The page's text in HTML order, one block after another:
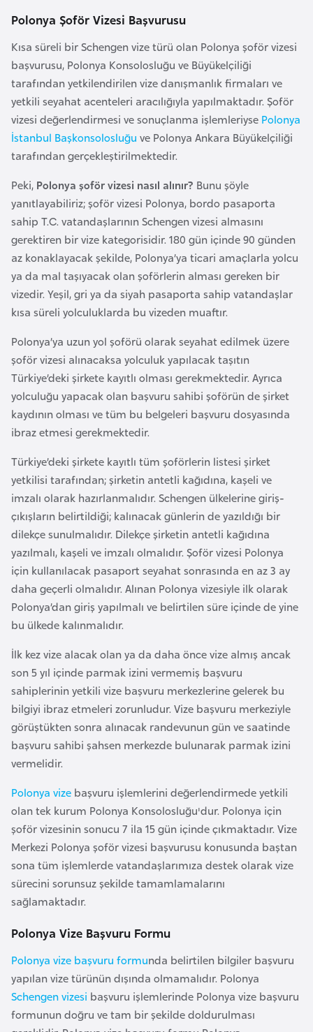
Polonya Şoför Vizesi Başvurusu
Kısa süreli bir Schengen vize türü olan Polonya şoför vizesi
başvurusu, Polonya Konsolosluğu ve Büyükelçiliği
tarafından yetkilendirilen vize danışmanlık firmaları ve
yetkili seyahat acenteleri aracılığıyla yapılmaktadır. Şoför
vizesi değerlendirmesi ve sonuçlanma işlemleriyse Polonya
İstanbul Başkonsolosluğu ve Polonya Ankara Büyükelçiliği
tarafından gerçekleştirilmektedir.
Peki, Polonya şoför vizesi nasıl alınır? Bunu şöyle
yanıtlayabiliriz; şoför vizesi Polonya, bordo pasaporta
sahip T.C. vatandaşlarının Schengen vizesi almasını
gerektiren bir vize kategorisidir. 180 gün içinde 90 günden
az konaklayacak şekilde, Polonya’ya ticari amaçlarla yolcu
ya da mal taşıyacak olan şoförlerin alması gereken bir
vizedir. Yeşil, gri ya da siyah pasaporta sahip vatandaşlar
kısa süreli yolculuklarda bu vizeden muaftır.
Polonya’ya uzun yol şoförü olarak seyahat edilmek üzere
şoför vizesi alınacaksa yolculuk yapılacak taşıtın
Türkiye’deki şirkete kayıtlı olması gerekmektedir. Ayrıca
yolculuğu yapacak olan başvuru sahibi şoförün de şirket
kaydının olması ve tüm bu belgeleri başvuru dosyasında
ibraz etmesi gerekmektedir.
Türkiye’deki şirkete kayıtlı tüm şoförlerin listesi şirket
yetkilisi tarafından; şirketin antetli kağıdına, kaşeli ve
imzalı olarak hazırlanmalıdır. Schengen ülkelerine giriş-
çıkışların belirtildiği; kalınacak günlerin de yazıldığı bir
dilekçe sunulmalıdır. Dilekçe şirketin antetli kağıdına
yazılmalı, kaşeli ve imzalı olmalıdır. Şoför vizesi Polonya
için kullanılacak pasaport seyahat sonrasında en az 3 ay
daha geçerli olmalıdır. Alınan Polonya vizesiyle ilk olarak
Polonya’dan giriş yapılmalı ve belirtilen süre içinde de yine
bu ülkede kalınmalıdır.
İlk kez vize alacak olan ya da daha önce vize almış ancak
son 5 yıl içinde parmak izini vermemiş başvuru
sahiplerinin yetkili vize başvuru merkezlerine gelerek bu
bilgiyi ibraz etmeleri zorunludur. Vize başvuru merkeziyle
görüştükten sonra alınacak randevunun gün ve saatinde
başvuru sahibi şahsen merkezde bulunarak parmak izini
vermelidir.
Polonya vize başvuru işlemlerini değerlendirmede yetkili
olan tek kurum Polonya Konsolosluğu'dur. Polonya için
şoför vizesinin sonucu 7 ila 15 gün içinde çıkmaktadır. Vize
Merkezi Polonya şoför vizesi başvurusu konusunda baştan
sona tüm işlemlerde vatandaşlarımıza destek olarak vize
sürecini sorunsuz şekilde tamamlamalarını
sağlamaktadır.
Polonya Vize Başvuru Formu
Polonya vize başvuru formunda belirtilen bilgiler başvuru
yapılan vize türünün dışında olmamalıdır. Polonya
Schengen vizesi başvuru işlemlerinde Polonya vize başvuru
formunun doğru ve tam bir şekilde doldurulması
a
h
r
e
y
n
B
a
n
g
a
d
e
B
e
l
a
r
u
s
B
e
l
ç
i
k
a
B
e
n
i
n
o
s
n
a
H
e
r
s
k
B
u